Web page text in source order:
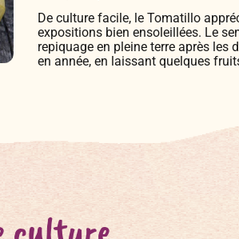
De culture facile, le Tomatillo
expositions bien ensoleillées. Le
repiquage en pleine terre après les
en année, en laissant quelques